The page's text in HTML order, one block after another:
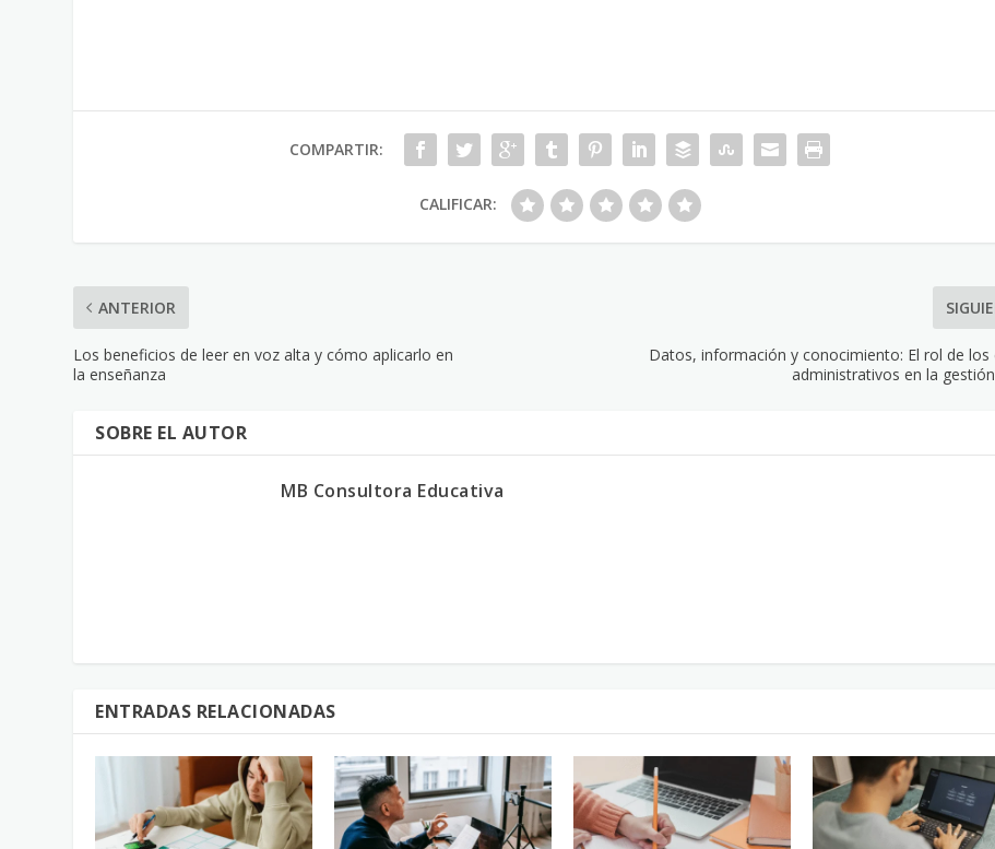
COMPARTIR:
CALIFICAR:
ANTERIOR
Los beneficios de leer en voz alta y cómo aplicarlo en
la enseñanza
Datos, información y conocimiento: El rol de los
administrativos en la
SOBRE EL AUTOR
MB Consultora Educativa
ENTRADAS RELACIONADAS